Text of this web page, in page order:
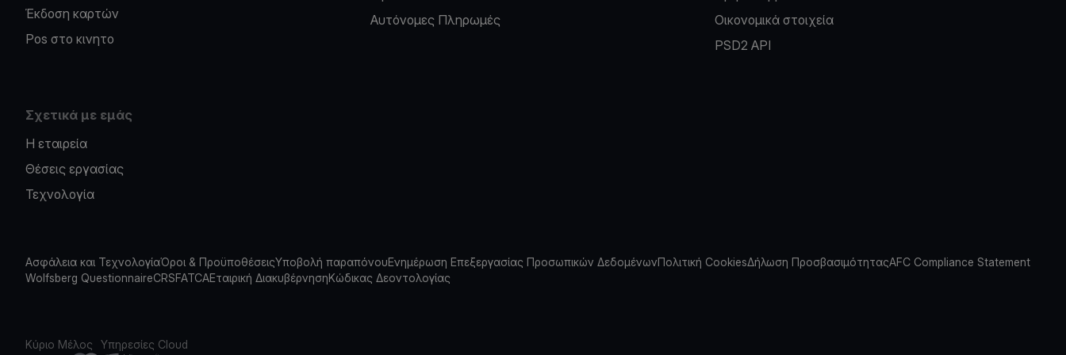
Έκδοση καρτών
Pos στο κινητο
Αυτόνομες Πληρωμές
Οικονομικά στοιχεία
PSD2 API
Σχετικά με εμάς
Η εταιρεία
Θέσεις εργασίας
Τεχνολογία
Ασφάλεια και ΤεχνολογίαΌροι & ΠροϋποθέσειςΥποβολή παραπόνουΕνημέρωση Επεξεργασίας Προσωπικών ΔεδομένωνΠολιτική CookiesΔήλωση ΠροσβασιμότηταςAFC Compliance Statement
Wolfsberg QuestionnaireCRSFATCAΕταιρική ΔιακυβέρνησηΚώδικας Δεοντολογίας
Κύριο Μέλος Υπηρεσίες Cloud